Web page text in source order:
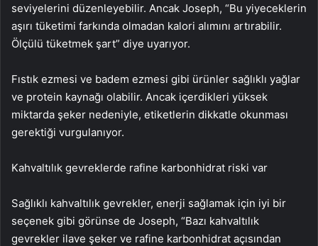
seviyelerini düzenleyebilir. Ancak Joseph, “Bu yiyeceklerin
aşırı tüketimi farkında olmadan kalori alımını artırabilir.
Ölçülü tüketmek şart” diye uyarıyor.
Fıstık ezmesi ve badem ezmesi gibi ürünler sağlıklı yağlar
ve protein kaynağı olabilir. Ancak içerdikleri yüksek
miktarda şeker nedeniyle, etiketlerin dikkatle okunması
gerektiği vurgulanıyor.
Kahvaltılık gevreklerde rafine karbonhidrat riski var
Sağlıklı kahvaltılık gevrekler, enerji sağlamak için iyi bir
seçenek gibi görünse de Joseph, “Bazı kahvaltılık
gevrekler ilave şeker ve rafine karbonhidrat açısından